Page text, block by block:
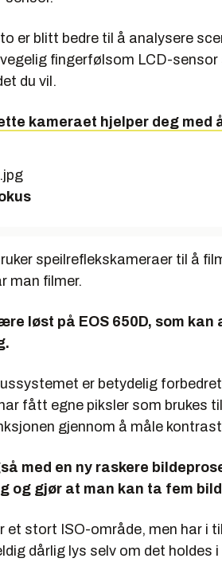
er blitt bedre til å analysere
fingerfølsom LCD-
du vil.
kameraet hjelper deg med
speilreflekskameraer til å
man filmer.
løst på EOS 650D, som
er betydelig
fått egne piksler som brukes
gjennom å måle
med en ny raskere
og gjør at man kan ta fem
et stort ISO-område, men har i
dårlig lys selv om det holdes i